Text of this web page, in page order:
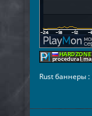
Rust баннеры :